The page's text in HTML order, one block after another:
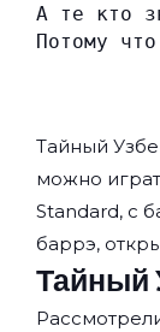
А те кто
Потому
Тайный
можно
Standard, с
баррэ,
Тайный